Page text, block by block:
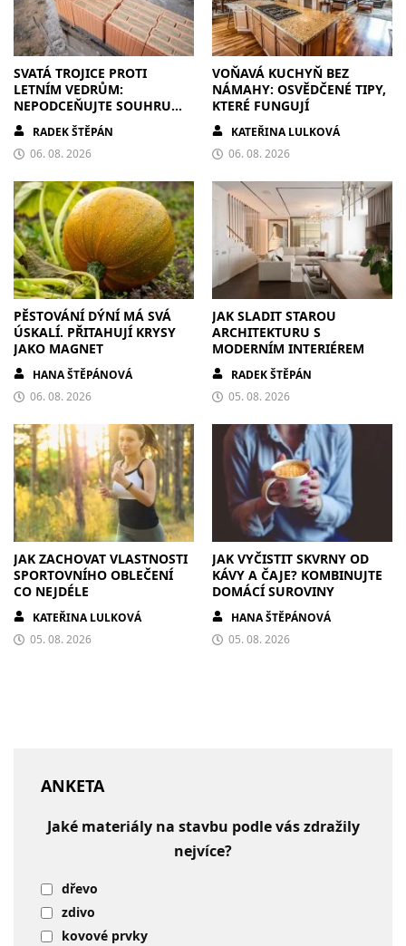
SVATÁ TROJICE PROTI
LETNÍM VEDRŮM:
NEPODCEŇUJTE SOUHRU
ZDIVA A STÍNĚNÍ
RADEK ŠTĚPÁN
06. 08. 2026
VOŇAVÁ KUCHYŇ BEZ
NÁMAHY: OSVĚDČENÉ TIPY,
KTERÉ FUNGUJÍ
KATEŘINA LULKOVÁ
06. 08. 2026
PĚSTOVÁNÍ DÝNÍ MÁ SVÁ
ÚSKALÍ. PŘITAHUJÍ KRYSY
JAKO MAGNET
HANA ŠTĚPÁNOVÁ
06. 08. 2026
JAK SLADIT STAROU
ARCHITEKTURU S
MODERNÍM INTERIÉREM
RADEK ŠTĚPÁN
05. 08. 2026
JAK ZACHOVAT VLASTNOSTI
SPORTOVNÍHO OBLEČENÍ
CO NEJDÉLE
KATEŘINA LULKOVÁ
05. 08. 2026
JAK VYČISTIT SKVRNY OD
KÁVY A ČAJE? KOMBINUJTE
DOMÁCÍ SUROVINY
HANA ŠTĚPÁNOVÁ
05. 08. 2026
ANKETA
Jaké materiály na stavbu podle vás zdražily
nejvíce?
dřevo
zdivo
kovové prvky